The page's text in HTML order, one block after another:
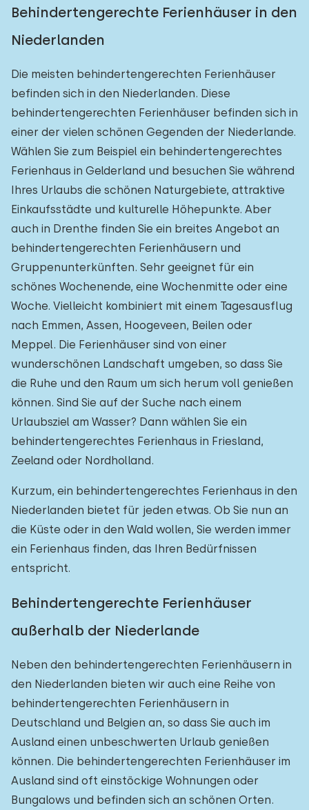
Behindertengerechte Ferienhäuser in den
Niederlanden
Die meisten behindertengerechten Ferienhäuser
befinden sich in den Niederlanden. Diese
behindertengerechten Ferienhäuser befinden sich in
einer der vielen schönen Gegenden der Niederlande.
Wählen Sie zum Beispiel ein behindertengerechtes
Ferienhaus in Gelderland und besuchen Sie während
Ihres Urlaubs die schönen Naturgebiete, attraktive
Einkaufsstädte und kulturelle Höhepunkte. Aber
auch in Drenthe finden Sie ein breites Angebot an
behindertengerechten Ferienhäusern und
Gruppenunterkünften. Sehr geeignet für ein
schönes Wochenende, eine Wochenmitte oder eine
Woche. Vielleicht kombiniert mit einem Tagesausflug
nach Emmen, Assen, Hoogeveen, Beilen oder
Meppel. Die Ferienhäuser sind von einer
wunderschönen Landschaft umgeben, so dass Sie
die Ruhe und den Raum um sich herum voll genießen
können. Sind Sie auf der Suche nach einem
Urlaubsziel am Wasser? Dann wählen Sie ein
behindertengerechtes Ferienhaus in Friesland,
Zeeland oder Nordholland.
Kurzum, ein behindertengerechtes Ferienhaus in den
Niederlanden bietet für jeden etwas. Ob Sie nun an
die Küste oder in den Wald wollen, Sie werden immer
ein Ferienhaus finden, das Ihren Bedürfnissen
entspricht.
Behindertengerechte Ferienhäuser
außerhalb der Niederlande
Neben den behindertengerechten Ferienhäusern in
den Niederlanden bieten wir auch eine Reihe von
behindertengerechten Ferienhäusern in
Deutschland und Belgien an, so dass Sie auch im
Ausland einen unbeschwerten Urlaub genießen
können. Die behindertengerechten Ferienhäuser im
Ausland sind oft einstöckige Wohnungen oder
Bungalows und befinden sich an schönen Orten.